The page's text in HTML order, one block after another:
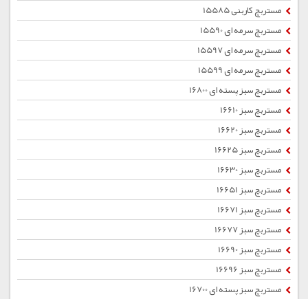
مستربچ کاربنی 15585
مستربچ سرمه ای 15590
مستربچ سرمه ای 15597
مستربچ سرمه ای 15599
مستربچ سبز پسته ای 16800
مستربچ سبز 16610
مستربچ سبز 16620
مستربچ سبز 16625
مستربچ سبز 16630
مستربچ سبز 16651
مستربچ سبز 16671
مستربچ سبز 16677
مستربچ سبز 16690
مستربچ سبز 16696
مستربچ سبز پسته ای 16700